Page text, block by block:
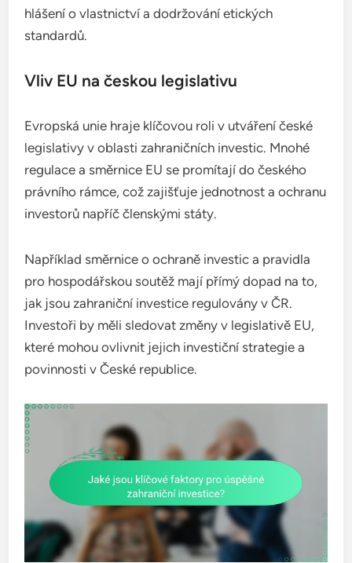
hlášení o vlastnictví a dodržování etických
standardů.
Vliv EU na českou legislativu
Evropská unie hraje klíčovou roli v utváření české
legislativy v oblasti zahraničních investic. Mnohé
regulace a směrnice EU se promítají do českého
právního rámce, což zajišťuje jednotnost a ochranu
investorů napříč členskými státy.
Například směrnice o ochraně investic a pravidla
pro hospodářskou soutěž mají přímý dopad na to,
jak jsou zahraniční investice regulovány v ČR.
Investoři by měli sledovat změny v legislativě EU,
které mohou ovlivnit jejich investiční strategie a
povinnosti v České republice.